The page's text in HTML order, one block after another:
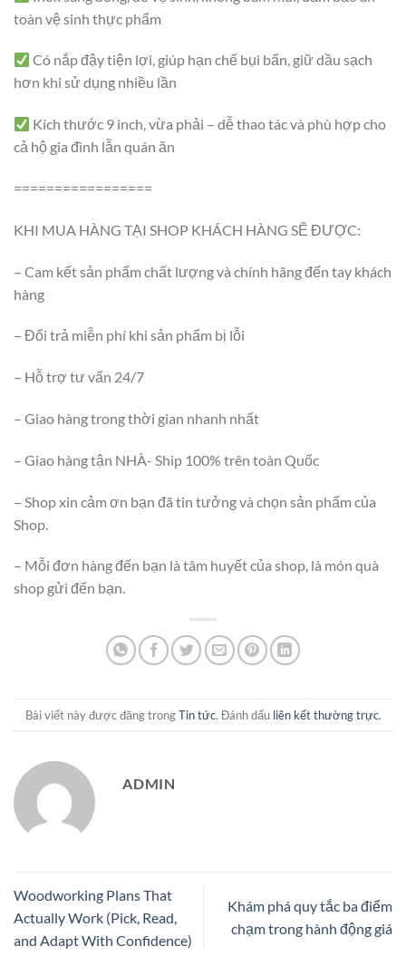
toàn vệ sinh thực phẩm
Có nắp đậy tiện lợi, giúp hạn chế bụi bẩn, giữ dầu sạch
hơn khi sử dụng nhiều lần
Kích thước 9 inch, vừa phải – dễ thao tác và phù hợp cho
cả hộ gia đình lẫn quán ăn
=================
KHI MUA HÀNG TẠI SHOP KHÁCH HÀNG SẼ ĐƯỢC:
– Cam kết sản phẩm chất lượng và chính hãng đến tay khách
hàng
– Đổi trả miễn phí khi sản phẩm bị lỗi
– Hỗ trợ tư vấn 24/7
– Giao hàng trong thời gian nhanh nhất
– Giao hàng tận NHÀ- Ship 100% trên toàn Quốc
– Shop xin cảm ơn bạn đã tin tưởng và chọn sản phẩm của
Shop.
– Mỗi đơn hàng đến bạn là tâm huyết của shop, là món quà
shop gửi đến bạn.
Bài viết này được đăng trongTin tức. Đánh dấu liên kết thường trực.
ADMIN
Woodworking Plans That
Actually Work (Pick, Read,
and Adapt With Confidence)
Khám phá quy tắc ba điểm
chạm trong hành động giá